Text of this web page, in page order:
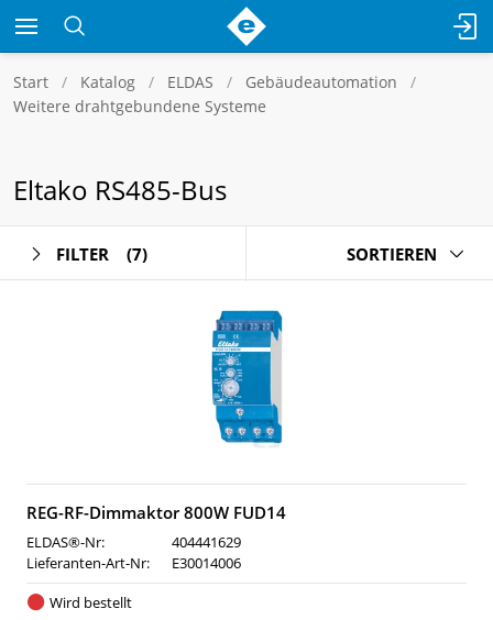
Start Katalog ELDAS
Gebäudeautomation
Weitere drahtgebundene Systeme
Eltako RS485-Bus
FILTER (7) SORTIEREN
REG-RF-Dimmaktor 800W FUD14
ELDAS®-Nr:
404441629
Lieferanten-Art-Nr:
E30014006
Wird bestellt